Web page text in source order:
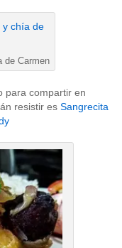
de Carmen
para compartir en
resistir es Sangrecita